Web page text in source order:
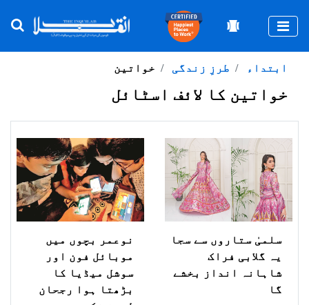
خواتین طرزِ زندگی ابتداء
خواتین کا لائف اسٹائل
سلمیٰ ستاروں سے سجا
یہ گلابی فراک
شاہانہ انداز بخشے
گا
نوعمر بچوں میں
موبائل فون اور
سوشل میڈیا کا
بڑھتا ہوا رجحان